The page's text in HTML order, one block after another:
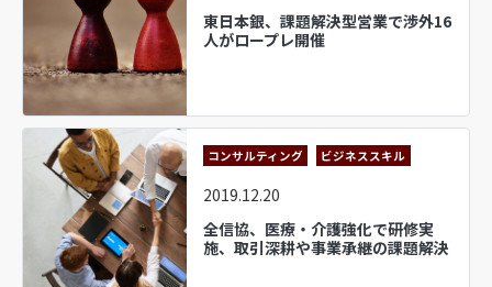
東日本銀、課題解決型営業で渉外16
人がロープレ開催
コンサルティング ビジネススキル
2019.12.20
全信協、医療・介護強化で研修実
施、取引深耕や事業承継の課題解決